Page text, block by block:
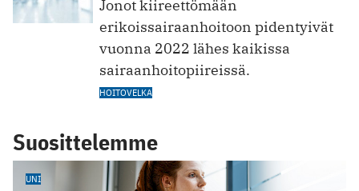
Jonot kiireettömään
erikoissairaanhoitoon pidentyivät
vuonna 2022 lähes kaikissa
sairaanhoitopiireissä.
HOITOVELKA
Suosittelemme
UNI